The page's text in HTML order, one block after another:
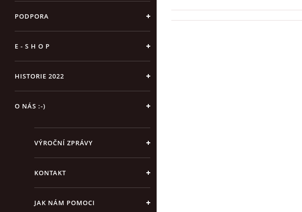
PODPORA
E - S H O P
HISTORIE 2022
O NÁS :-)
VÝROČNÍ ZPRÁVY
KONTAKT
JAK NÁM POMOCI